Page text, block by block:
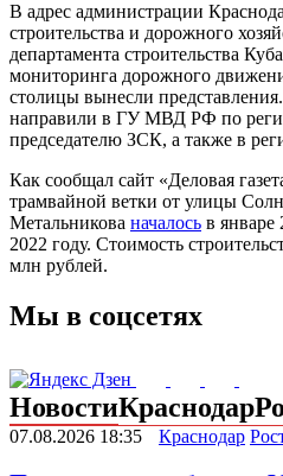
В адрес администрации
строительства и дорожного
департамента строительства
мониторинга дорожного
столицы вынесли
направили в ГУ МВД РФ по
председателю ЗСК, а также в
Как сообщал сайт «Деловая
трамвайной ветки от улицы
Метальникова началось в январе
2022 году. Стоимость
млн рублей.
Мы в соцсетях
НовостиКраснодар
07.08.2026 18:35 Краснодар